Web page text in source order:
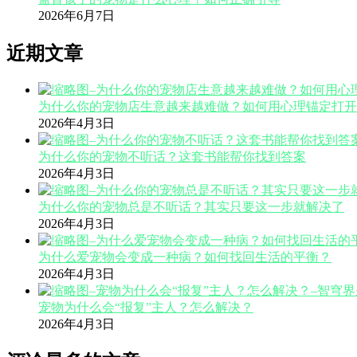
2026年6月7日
近期文章
为什么你的宠物店生意越来越难做？如何用心理锚定打
2026年4月3日
为什么你的宠物不听话？这套书能帮你找到答案
2026年4月3日
为什么你的宠物总是不听话？其实只要这一步就解决了
2026年4月3日
为什么爱宠物会变成一种病？如何找回生活的平衡？
2026年4月3日
宠物为什么会“报复”主人？怎么解决？
2026年4月3日